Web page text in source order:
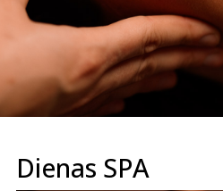
Dienas SPA